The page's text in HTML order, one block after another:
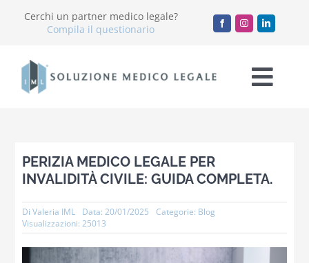
Cerchi un partner medico legale?
Compila il questionario
Servizi
Accademia
Blog
PERIZIA MEDICO LEGALE PER
INVALIDITÀ CIVILE: GUIDA COMPLETA.
DiValeria IML Data: 20/01/2025 Categorie: Blog
Visualizzazioni: 25013